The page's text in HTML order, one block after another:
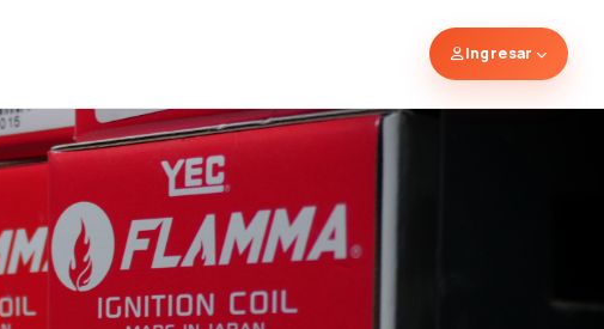
Ingresar